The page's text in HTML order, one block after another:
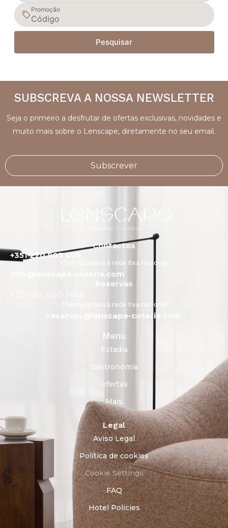
Promoção
Pesquisar
SUBSCREVA A NOSSA NEWSLETTER
Seja o primeiro a desfrutar de ofertas exclusivas, novidades e
muito mais sobre o Lenscape, diretamente no seu email.
Subscrever
Contactos
+351 220 907 470
Chamada para a rede fixa nacional
info@lenscape-coterie.com
Reservas
Chamada para a rede fixa nacional
reservas@lenscape-coterie.com
Menu
Estadia
Gastronomia
Ofertas
Mais
Legal
Aviso Legal
Política de cookies
Cookie Settings
FAQ
Hotel Policies